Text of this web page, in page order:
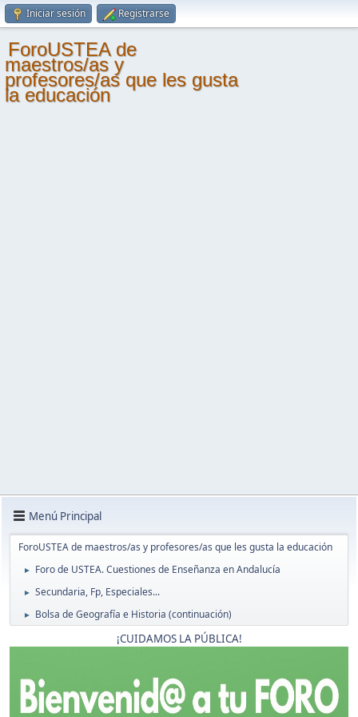
Iniciar sesión Registrarse
ForoUSTEA de
maestros/as y
profesores/as que les gusta
la educación
Menú Principal
ForoUSTEA de maestros/as y profesores/as que les gusta la educación
► Foro de USTEA. Cuestiones de Enseñanza en Andalucía
► Secundaria, Fp, Especiales...
► Bolsa de Geografía e Historia (continuación)
¡CUIDAMOS LA PÚBLICA!